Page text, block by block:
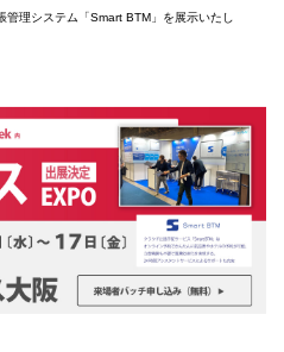
管理システム「Smart BTM」を展示いたし